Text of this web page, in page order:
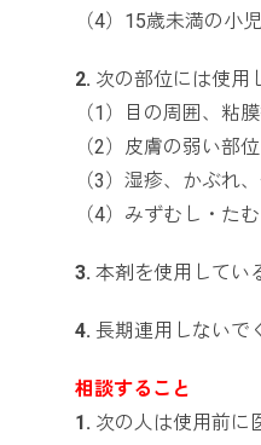
（4）15歳未満の小児
2. 次の部位には使用
（1）目の周囲、粘
（2）皮膚の弱い部
（3）湿疹、かぶれ
（4）みずむし・た
3. 本剤を使用してい
4. 長期連用しないで
相談すること
1. 次の人は使用前に